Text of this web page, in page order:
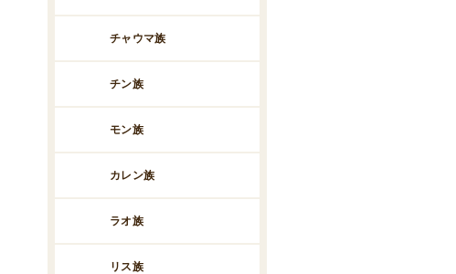
チャウマ族
チン族
モン族
カレン族
ラオ族
リス族